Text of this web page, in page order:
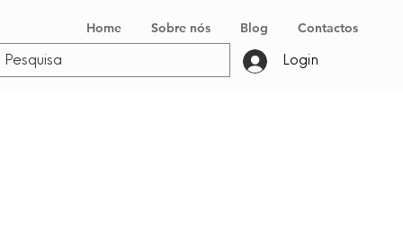
Home Sobre nós Blog Contactos
Login